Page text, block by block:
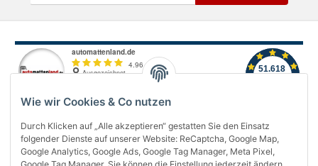
Wie wir Cookies & Co nutzen
Durch Klicken auf „Alle akzeptieren“ gestatten Sie den Einsatz
folgender Dienste auf unserer Website: ReCaptcha, Google Map,
Google Analytics, Google Ads, Google Tag Manager, Meta Pixel,
Über uns